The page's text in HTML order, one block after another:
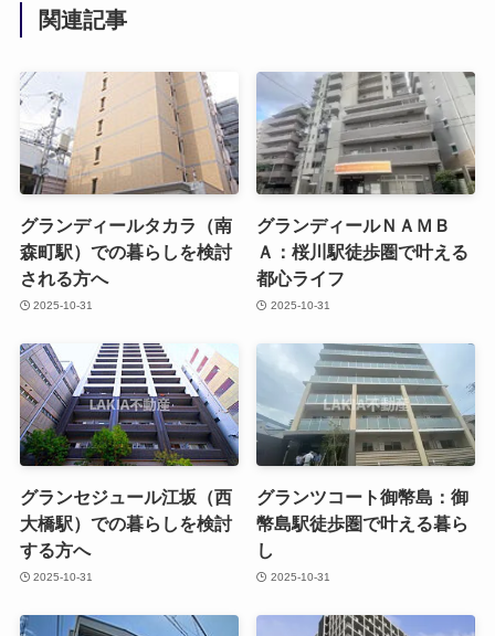
関連記事
グランディールタカラ（南
森町駅）での暮らしを検討
される方へ
2025-10-31
グランディールＮＡＭＢ
Ａ：桜川駅徒歩圏で叶える
都心ライフ
2025-10-31
グランセジュール江坂（西
大橋駅）での暮らしを検討
する方へ
2025-10-31
グランツコート御幣島：御
幣島駅徒歩圏で叶える暮ら
し
2025-10-31